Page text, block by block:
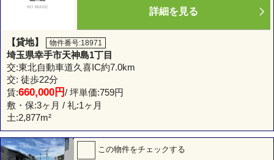
詳細を見る
【貸地】 物件番号:18971
埼玉県幸手市天神島1丁目
交:東北自動車道久喜IC約7.0km
交: 徒歩22分
賃:660,000円/ 坪単価:759円
敷・保:3ヶ月 / 礼:1ヶ月
土:2,877m²
この物件をチェックする